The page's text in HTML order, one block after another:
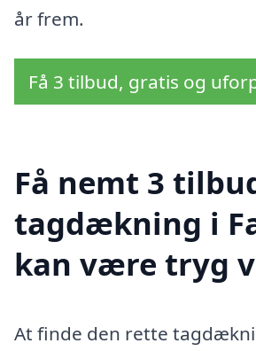
år frem.
Få 3 tilbud, gratis og
Få nemt 3
tagdækning i
kan være tryg
At finde den rette